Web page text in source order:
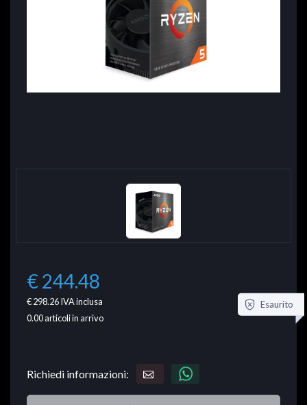
€ 244.48
€ 298.26IVA inclusa
0.00articoli in arrivo
Esaurito
Richiedi informazioni: